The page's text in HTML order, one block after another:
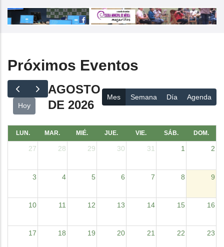
Próximos Eventos
Hoy
AGOSTO
DE 2026
Mes Semana Día Agenda
LUN. MAR. MIÉ. JUE. VIE. SÁB. DOM.
27 28 29 30 31 1 2
3 4 5 6 7 8 9
10 11 12 13 14 15 16
17 18 19 20 21 22 23